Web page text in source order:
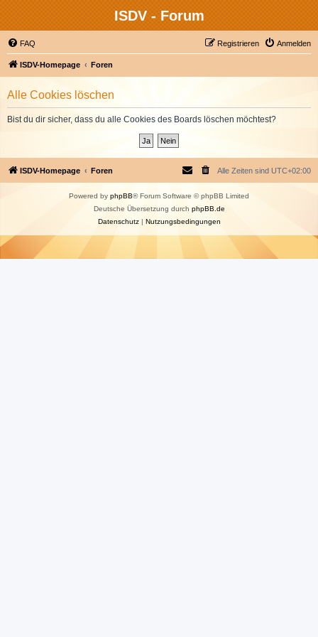
ISDV - Forum
FAQ Anmelden
Registrieren
ISDV-Homepage Foren
Alle Cookies löschen
Bist du dir sicher, dass du alle Cookies des Boards löschen möchtest?
ISDV-Homepage Foren Alle Zeiten sind UTC+02:00
Powered by phpBB® Forum Software © phpBB Limited
Deutsche Übersetzung durch phpBB.de
Datenschutz| Nutzungsbedingungen